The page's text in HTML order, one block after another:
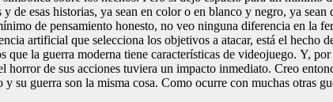
de esas historias, ya sean en color o en blanco y negro, ya
de pensamiento honesto, no veo ninguna diferencia en la
artificial que selecciona los objetivos a atacar, está el hecho
la guerra moderna tiene características de videojuego. Y,
de sus acciones tuviera un impacto inmediato. Creo
su guerra son la misma cosa. Como ocurre con muchas otras